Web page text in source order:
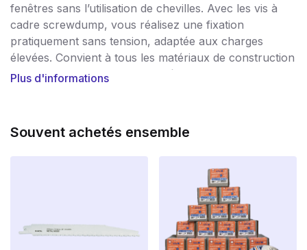
fenêtres sans l’utilisation de chevilles. Avec les vis à
cadre screwdump, vous réalisez une fixation
pratiquement sans tension, adaptée aux charges
élevées. Convient à tous les matériaux de construction
et d’encadrement courants. Pré-percez le cadre et le
conviennent aux cadres de fenêtres en bois et en
Après le perçage, la vis peut être vissée directement
dans le matériau de construction solide ou perforé.
Grâce au filetage spécial continu des vis pour cadres
screwdump, la fixation dans le matériau de
construction est exempte de tension et de
Plus d'informations
Souvent achetés ensemble